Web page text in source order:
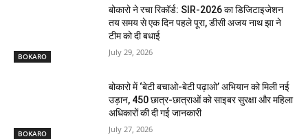
BOKARO
बोकारो ने रचा रिकॉर्ड: SIR-2026 का डिजिटाइजेशन
तय समय से एक दिन पहले पूरा, डीसी अजय नाथ झा ने
टीम को दी बधाई
July 29, 2026
BOKARO
बोकारो में ‘बेटी बचाओ-बेटी पढ़ाओ’ अभियान को मिली नई
उड़ान, 450 छात्र-छात्राओं को साइबर सुरक्षा और महिला
अधिकारों की दी गई जानकारी
July 27, 2026